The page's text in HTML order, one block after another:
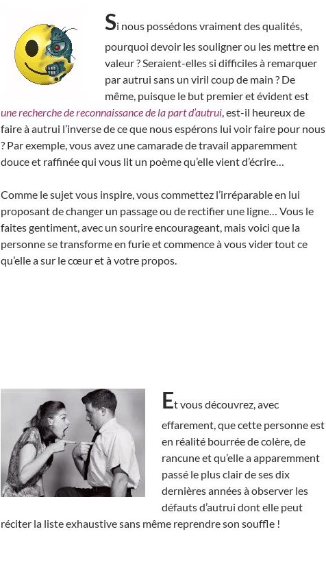
Si nous possédons vraiment des qualités,
pourquoi devoir les souligner ou les mettre en
valeur ? Seraient-elles si difficiles à remarquer
par autrui sans un viril coup de main ? De
même, puisque le but premier et évident est
une recherche de reconnaissance de la part d’autrui, est-il heureux de
faire à autrui l’inverse de ce que nous espérons lui voir faire pour nous
? Par exemple, vous avez une camarade de travail apparemment
douce et raffinée qui vous lit un poème qu’elle vient d’écrire…
Comme le sujet vous inspire, vous commettez l’irréparable en lui
proposant de changer un passage ou de rectifier une ligne… Vous le
faites gentiment, avec un sourire encourageant, mais voici que la
personne se transforme en furie et commence à vous vider tout ce
qu’elle a sur le cœur et à votre propos.
Et vous découvrez, avec
effarement, que cette personne est
en réalité bourrée de colère, de
rancune et qu’elle a apparemment
passé le plus clair de ses dix
dernières années à observer les
défauts d’autrui dont elle peut
réciter la liste exhaustive sans même reprendre son souffle !